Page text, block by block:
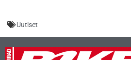
Uutiset